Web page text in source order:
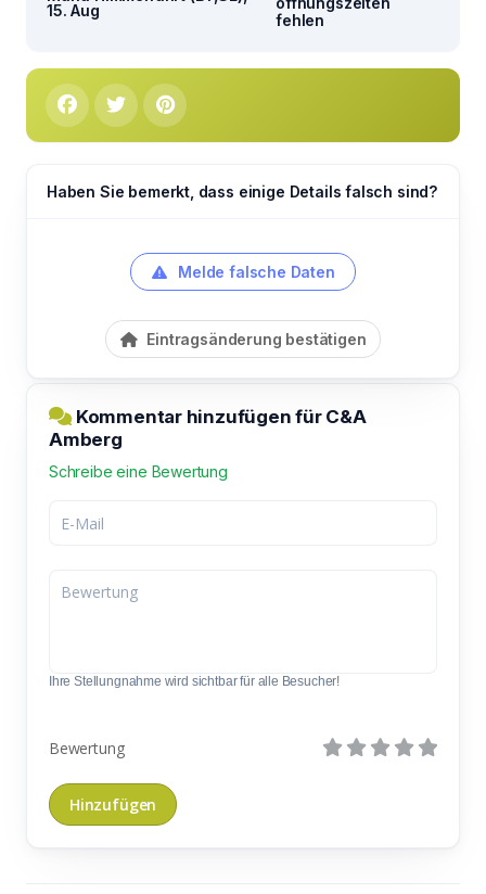
15. Aug
fehlen
Haben Sie bemerkt, dass einige Details falsch sind?
Melde falsche Daten
Eintragsänderung bestätigen
Kommentar hinzufügen für C&A
Amberg
Schreibe eine Bewertung
Ihre Stellungnahme wird sichtbar für alle Besucher!
Bewertung